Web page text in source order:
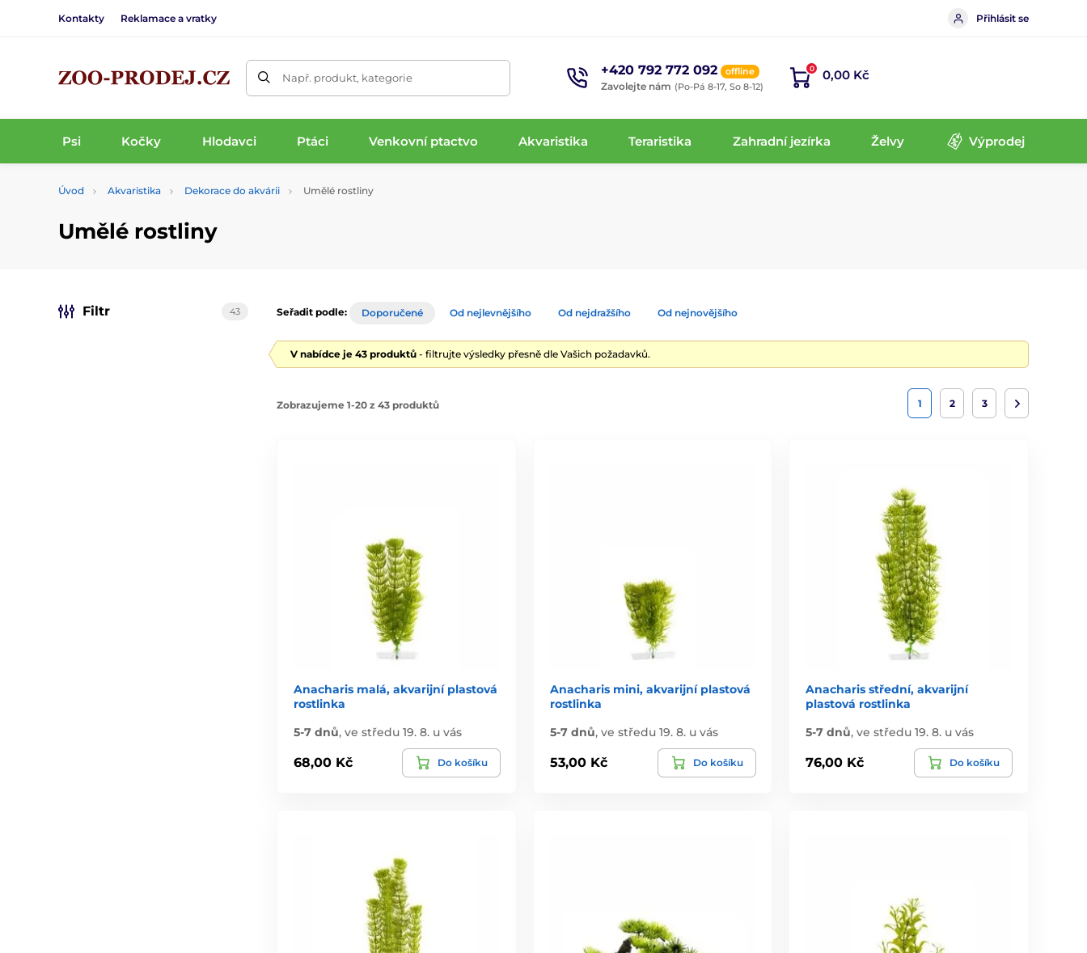
Kontakty Reklamace a vratky Přihlásit se
Např. produkt, kategorie +420 792 772 092 offline
Zavolejte nám (Po-Pá 8-17, So 8-12)
0 0,00 Kč
Psi Kočky Hlodavci Ptáci Venkovní ptactvo Akvaristika Teraristika Zahradní jezírka Želvy Výprodej
Úvod Akvaristika Dekorace do akvárii Umělé rostliny
Umělé rostliny
Filtr 43 Seřadit podle: Doporučené Od nejlevnějšího Od nejdražšího Od nejnovějšího
V nabídce je 43 produktů - filtrujte výsledky přesně dle Vašich požadavků.
Zobrazujeme 1-20 z 43 produktů 1 2 3
Anacharis malá, akvarijní plastová
rostlinka
5-7 dnů, ve středu 19. 8. u vás
68,00 Kč Do košíku
Anacharis mini, akvarijní plastová
rostlinka
5-7 dnů, ve středu 19. 8. u vás
53,00 Kč Do košíku
Anacharis střední, akvarijní
plastová rostlinka
5-7 dnů,ve středu 19. 8. u vás
76,00 Kč Do košíku